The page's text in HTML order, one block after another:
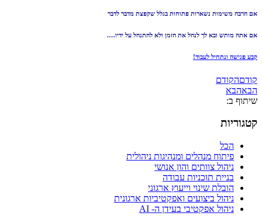
אם הרבה משימות נשארות פתוחות בגלל שקפצת מדבר לדבר
אם אתה מותש ובא לך לנהל את הזמן ולא להתנהל על ידיו….
קבע פגישה ונתחיל לעבוד!
קודםהקודם
הבאהבא
שיתוף ב:
קטגוריות
הכל
פיתוח מנהלים ומנהיגות ניהולית
ניהול צוותים והון אנושי
בניית תוכניות עבודה
הובלת שינוי וייעוץ ארגוני
ניהול ביצועים ואפקטיביות ארגונית
ניהול אפקטיבי בעידן ה- AI